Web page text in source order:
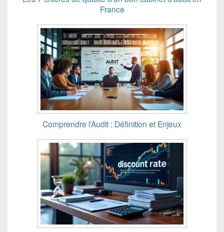
France
Comprendre l’Audit : Définition et Enjeux